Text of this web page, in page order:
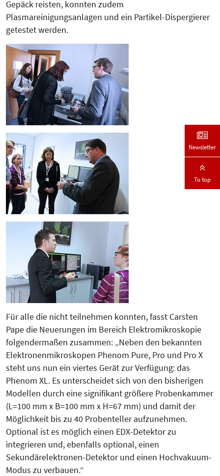
Gepäck reisten, konnten zudem
Plasmareinigungsanlagen und ein Partikel-Dispergierer
getestet werden.
Für alle die nicht teilnehmen konnten, fasst Carsten
Pape die Neuerungen im Bereich Elektromikroskopie
folgendermaßen zusammen: „Neben den bekannten
Elektronenmikroskopen Phenom Pure, Pro und Pro X
steht uns nun ein viertes Gerät zur Verfügung: das
Phenom XL. Es unterscheidet sich von den bisherigen
Modellen durch eine signifikant größere Probenkammer
(L=100 mm x B=100 mm x H=67 mm) und damit der
Möglichkeit bis zu 40 Probenteller aufzunehmen.
Optional ist es möglich einen EDX-Detektor zu
integrieren und, ebenfalls optional, einen
Sekundärelektronen-Detektor und einen Hochvakuum-
Modus zu verbauen.“
Newsletter
To top